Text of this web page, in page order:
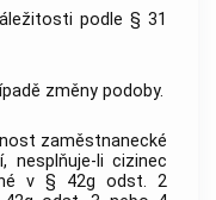
podle § 31
změny podoby.
zaměstnanecké
nesplňuje-li cizinec
v § 42g odst. 2